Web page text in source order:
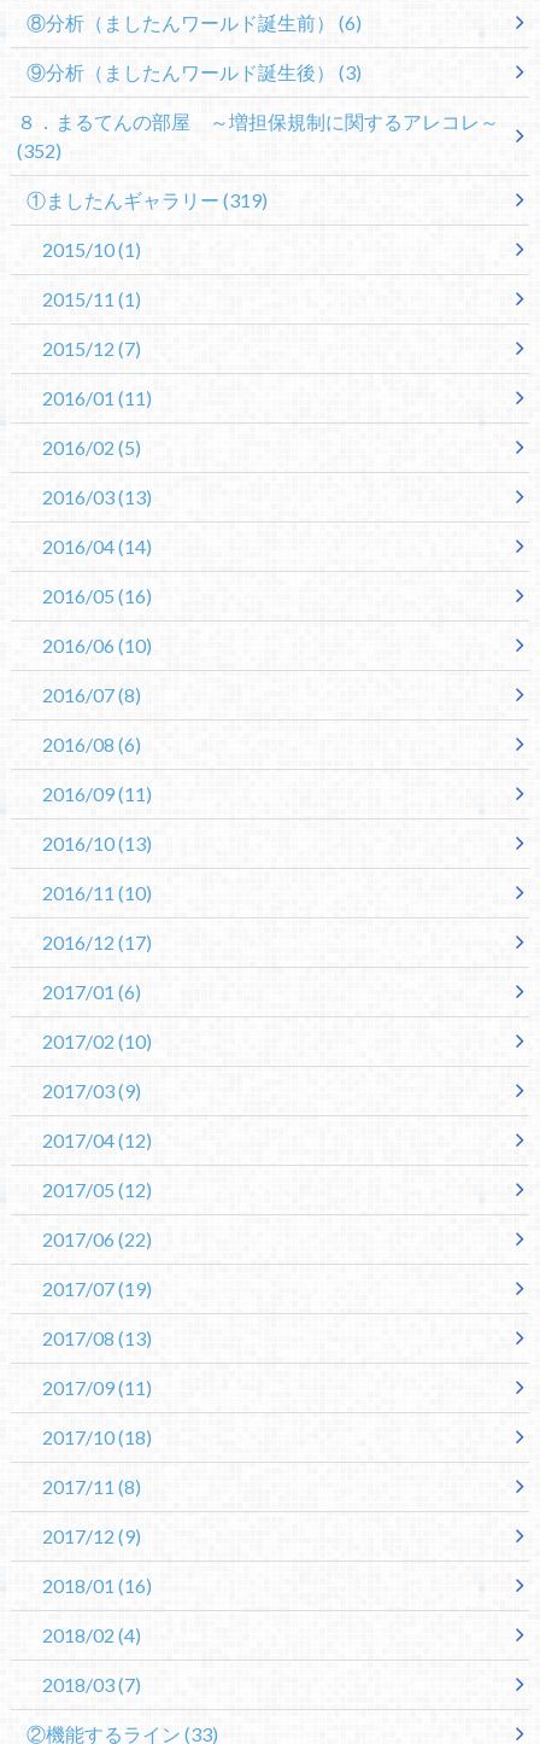
⑧分析（ましたんワールド誕生前） (6)
⑨分析（ましたんワールド誕生後） (3)
８．まるてんの部屋 ～増担保規制に関するアレコレ～
(352)
①ましたんギャラリー (319)
2015/10(1)
2015/11 (1)
2015/12 (7)
2016/01 (11)
2016/02 (5)
2016/03(13)
2016/04(14)
2016/05(16)
2016/06 (10)
2016/07(8)
2016/08 (6)
2016/09(11)
2016/10(13)
2016/11 (10)
2016/12 (17)
2017/01 (6)
2017/02 (10)
2017/03(9)
2017/04(12)
2017/05 (12)
2017/06(22)
2017/07(19)
2017/08 (13)
2017/09(11)
2017/10(18)
2017/11 (8)
2017/12 (9)
2018/01 (16)
2018/02 (4)
2018/03(7)
②機能するライン (33)